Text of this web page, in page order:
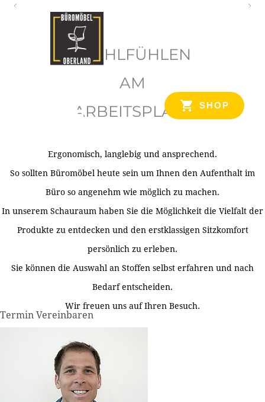
SHOP
WOHLFÜHLEN
AM
ARBEITSPLATZ
Ergonomisch, langlebig und ansprechend.
So sollten Büromöbel heute sein um Ihnen den Aufenthalt im
Büro so angenehm wie möglich zu machen.
In unserem Schauraum haben Sie die Möglichkeit die Vielfalt der
Produkte zu entdecken und den erstklassigen Sitzkomfort
persönlich zu erleben.
Sie können die Auswahl an Stoffen selbst erfahren und nach
Bedarf entscheiden.
Wir freuen uns auf Ihren Besuch.
Termin Vereinbaren